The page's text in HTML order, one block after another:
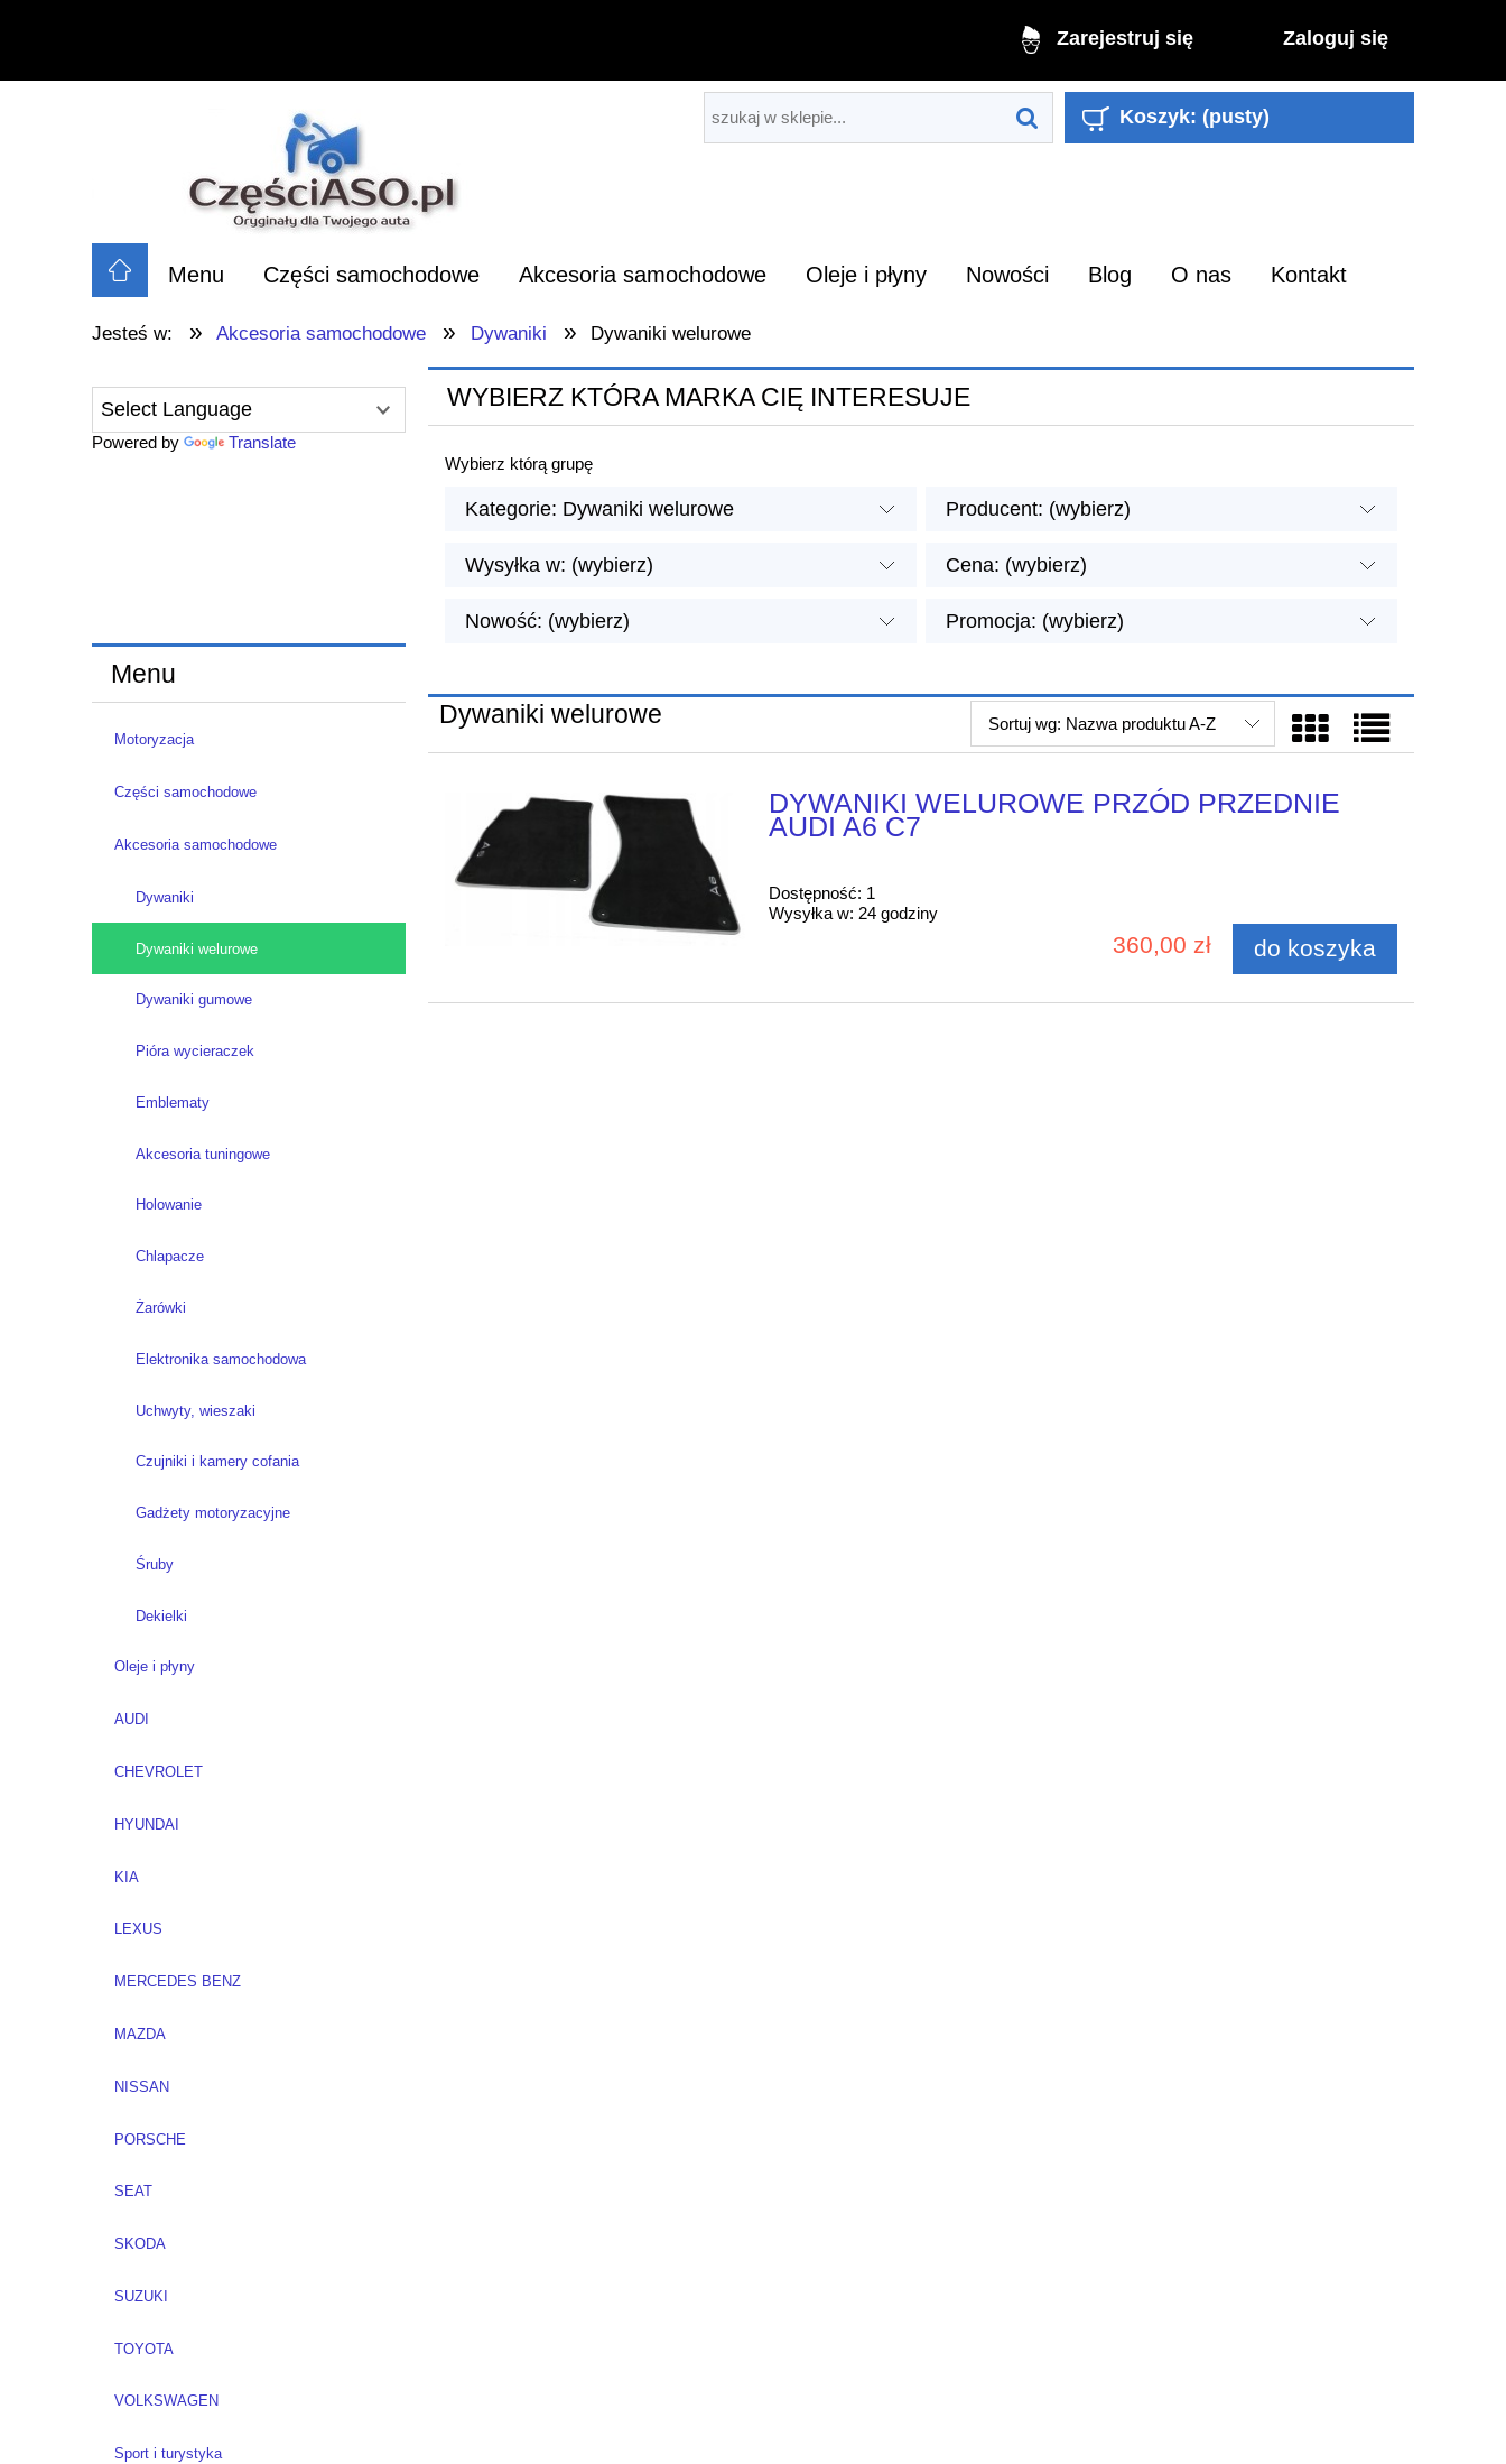
Zarejestruj się Zaloguj się
Koszyk: (pusty)
Menu Części samochodowe Akcesoria samochodowe Oleje i płyny Nowości Blog O nas Kontakt
Jesteś w: » Akcesoria samochodowe » Dywaniki » Dywaniki welurowe
Powered by Translate
Menu
Motoryzacja
Części samochodowe
Akcesoria samochodowe
Dywaniki
Dywaniki welurowe
Dywaniki gumowe
Pióra wycieraczek
Emblematy
Akcesoria tuningowe
Holowanie
Chlapacze
Żarówki
Elektronika samochodowa
Uchwyty, wieszaki
Czujniki i kamery cofania
Gadżety motoryzacyjne
Śruby
Dekielki
Oleje i płyny
AUDI
CHEVROLET
HYUNDAI
KIA
LEXUS
MERCEDES BENZ
MAZDA
NISSAN
PORSCHE
SEAT
SKODA
SUZUKI
TOYOTA
VOLKSWAGEN
Sport i turystyka
WYBIERZ KTÓRA MARKA CIĘ INTERESUJE
Wybierz którą grupę
Kategorie: Dywaniki welurowe Producent: (wybierz)
Wysyłka w: (wybierz) Cena: (wybierz)
Nowość: (wybierz) Promocja: (wybierz)
Dywaniki welurowe Sortuj wg: Nazwa produktu A-Z
DYWANIKI WELUROWE PRZÓD PRZEDNIE
AUDI A6 C7
Dostępność: 1
Wysyłka w: 24 godziny
360,00 zł do koszyka